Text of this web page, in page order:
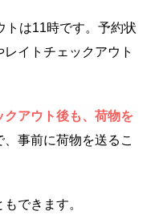
トは11時です。予約状
イトチェックアウト
アウト後も、荷物を
、事前に荷物を送るこ
できます。